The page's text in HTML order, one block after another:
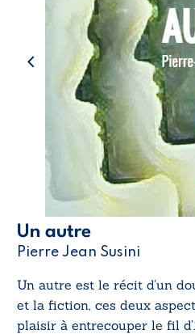
Un autre
Pierre Jean Susini
Un autre est le récit d’un
et la fiction, ces deux
plaisir à entrecouper le fil